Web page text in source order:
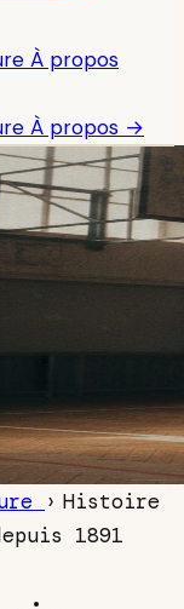
À propos
À propos →
› Histoire
1891